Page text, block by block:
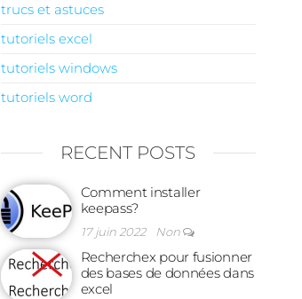
trucs et astuces
tutoriels excel
tutoriels windows
tutoriels word
RECENT POSTS
Comment installer
keepass?
17 juin 2022 Non
Recherchex pour fusionner
des bases de données dans
excel